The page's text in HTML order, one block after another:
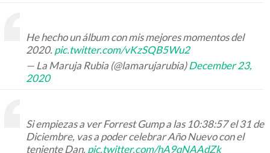
He hecho un álbum con mis mejores momentos del
2020. pic.twitter.com/vKzSQB5Wu2
— La Maruja Rubia (@lamarujarubia)December 23,
2020
Si empiezas a ver Forrest Gump a las 10:38:57 el 31 de
Diciembre, vas a poder celebrar Año Nuevo con el
teniente Dan. pic.twitter.com/hA9qNAAdZk